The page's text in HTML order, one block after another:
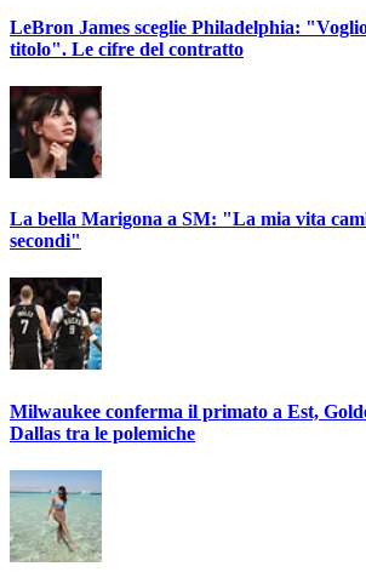
LeBron James sceglie Philadelphia:
titolo". Le cifre del contratto
La bella Marigona a SM: "La mia vita
secondi"
Milwaukee conferma il primato a Est,
Dallas tra le polemiche